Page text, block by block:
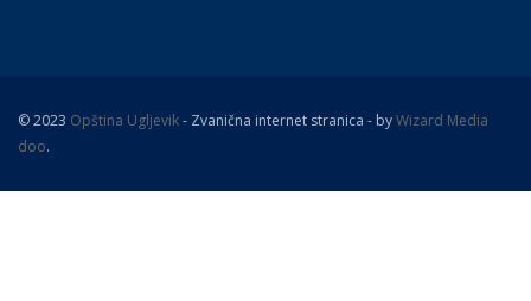
© 2023 Opština Ugljevik- Zvanična internet stranica - byWizard Media
doo.